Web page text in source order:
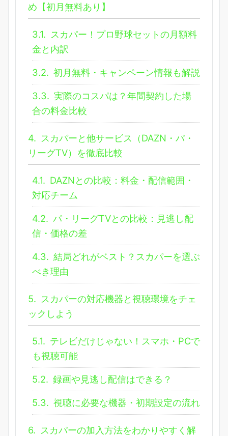
め【初月無料あり】
3.1. スカパー！プロ野球セットの月額料
金と内訳
3.2. 初月無料・キャンペーン情報も解説
3.3. 実際のコスパは？年間契約した場
合の料金比較
4. スカパーと他サービス（DAZN・パ・
リーグTV）を徹底比較
4.1. DAZNとの比較：料金・配信範囲・
対応チーム
4.2. パ・リーグTVとの比較：見逃し配
信・価格の差
4.3. 結局どれがベスト？スカパーを選ぶ
べき理由
5. スカパーの対応機器と視聴環境をチェ
ックしよう
5.1. テレビだけじゃない！スマホ・PCで
も視聴可能
5.2. 録画や見逃し配信はできる？
5.3. 視聴に必要な機器・初期設定の流れ
6. スカパーの加入方法をわかりやすく解